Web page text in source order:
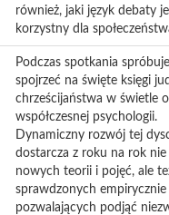
również, jaki język debaty
korzystny dla
Podczas spotkania
spojrzeć na święte księgi
chrześcijaństwa w świetle
współczesnej psychologii.
Dynamiczny rozwój tej
dostarcza z roku na rok
nowych teorii i pojęć, ale
sprawdzonych empirycznie
pozwalających podjąć